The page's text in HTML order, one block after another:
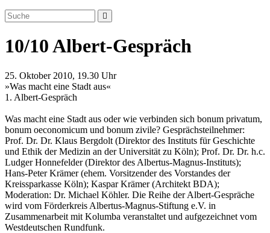
10/10 Albert-Gespräch
25. Oktober 2010, 19.30 Uhr
»Was macht eine Stadt aus«
1. Albert-Gespräch
Was macht eine Stadt aus oder wie verbinden sich bonum privatum,
bonum oeconomicum und bonum zivile? Gesprächsteilnehmer:
Prof. Dr. Dr. Klaus Bergdolt (Direktor des Instituts für Geschichte
und Ethik der Medizin an der Universität zu Köln); Prof. Dr. Dr. h.c.
Ludger Honnefelder (Direktor des Albertus-Magnus-Instituts);
Hans-Peter Krämer (ehem. Vorsitzender des Vorstandes der
Kreissparkasse Köln); Kaspar Krämer (Architekt BDA);
Moderation: Dr. Michael Köhler. Die Reihe der Albert-Gespräche
wird vom Förderkreis Albertus-Magnus-Stiftung e.V. in
Zusammenarbeit mit Kolumba veranstaltet und aufgezeichnet vom
Westdeutschen Rundfunk.